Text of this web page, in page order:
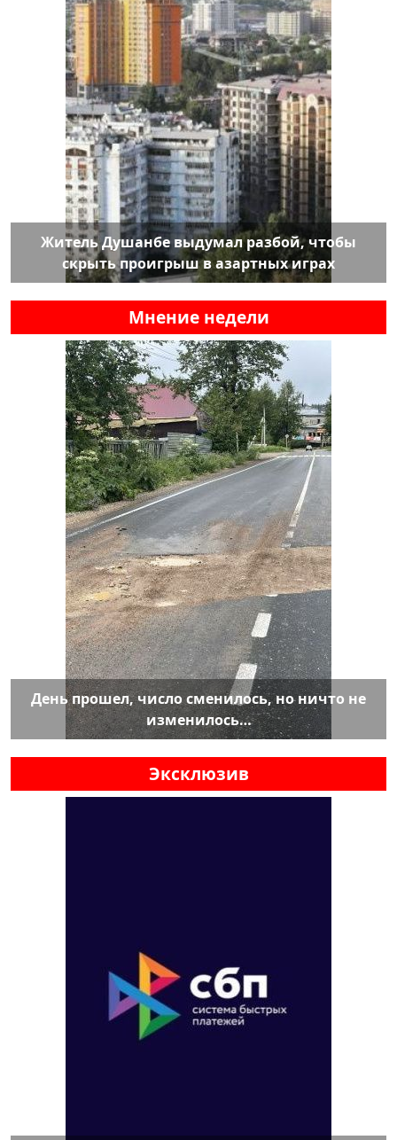
Житель Душанбе выдумал разбой, чтобы
скрыть проигрыш в азартных играх
Мнение недели
День прошел, число сменилось, но ничто не
изменилось…
Эксклюзив